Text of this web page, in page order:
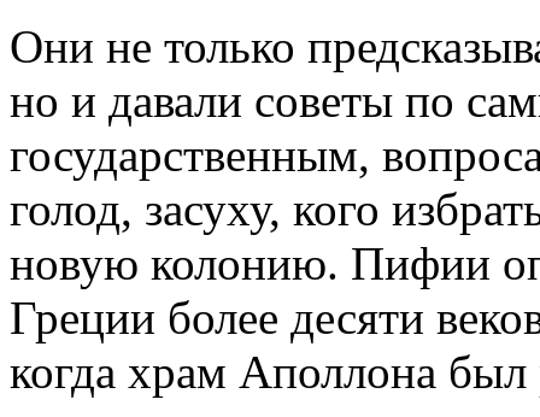
Они не только
но и давали советы по
государственным,
голод, засуху, кого
новую колонию. Пифии
Греции более десяти
когда храм Аполлона